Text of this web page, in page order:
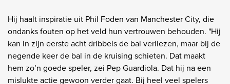
Hij haalt inspiratie uit Phil Foden van Manchester City, die
ondanks fouten op het veld hun vertrouwen behouden. "Hij
kan in zijn eerste acht dribbels de bal verliezen, maar bij de
negende keer de bal in de kruising schieten. Dat maakt
hem zo’n goede speler, zei Pep Guardiola. Dat hij na een
mislukte actie gewoon verder gaat. Bij heel veel spelers